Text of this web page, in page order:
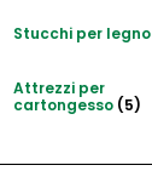
Stucchi per legno
Attrezzi per
cartongesso (5)